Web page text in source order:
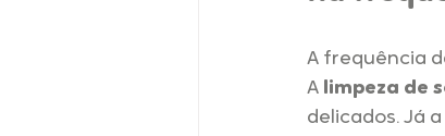
A frequência
A limpeza de
delicados. Já